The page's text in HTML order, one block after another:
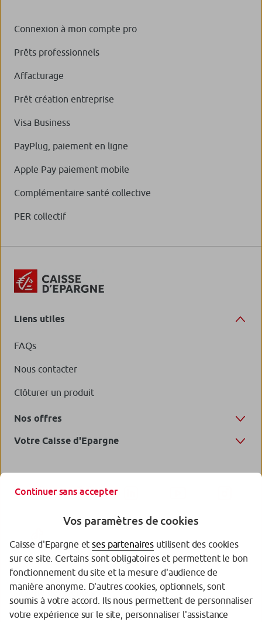
Connexion à mon compte pro
Prêts professionnels
Affacturage
Prêt création entreprise
Visa Business
PayPlug, paiement en ligne
Apple Pay paiement mobile
Complémentaire santé collective
PER collectif
Liens utiles
FAQs
Nous contacter
Clôturer un produit
Nos offres
Votre Caisse d'Epargne
Garantie des Dépôts
Protection des données personnelles
Continuer sans accepter
Vos paramètres de cookies
Caisse d'Epargne etses partenaires utilisent des cookies
sur ce site. Certains sont obligatoires et permettent le bon
fonctionnement du site et la mesure d'audience de
manière anonyme. D'autres cookies, optionnels, sont
soumis à votre accord. Ils nous permettent de personnaliser
votre expérience sur le site, personnaliser l'assistance